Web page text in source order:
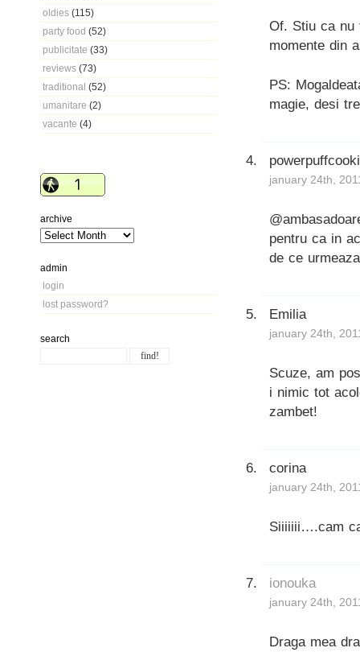
oldies (115)
party food (52)
publicitate (33)
reviews (73)
traditional (52)
umanitare (2)
vacante (4)
archive
admin
login
lost password?
search
Of. Stiu ca nu
momente din
PS:
magie, desi
january 24th,
pentru ca in
de ce
Emilia
january 24th,
Scuze, am
i nimic tot
zambet!
corina
january 24th,
Siiiiiii….cam
ionouka
january 24th,
Draga mea